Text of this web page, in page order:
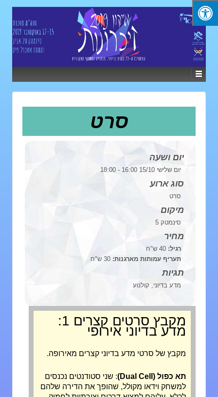
סרט
יום ושעה
יום שלישי 15/10 16:00 - 18:00
סוג ארוע
תעריף עמותות מארגנות:30 ש"ח
מדע בדיוני, קולנוע
מקבץ סרטים קצרים 1:
מדע בדיוני אירופי
מקבץ של סרטי מדע בדיוני קצרים מאירופה.
תא כפול (Dual Cell)
: שני סטודנטים נכנסים
למשחק וידאו מקולל, שהופך את הדירה שלהם